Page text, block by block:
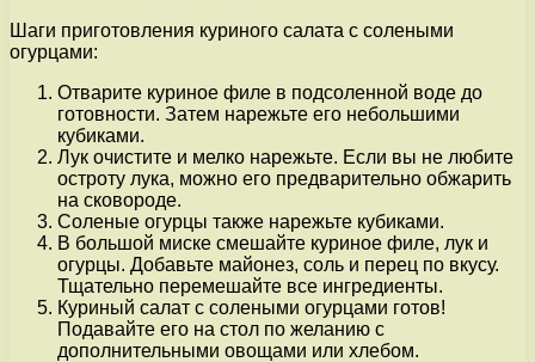
Шаги приготовления куриного салата с солеными
огурцами:
Отварите куриное филе в подсоленной воде до
готовности. Затем нарежьте его небольшими
кубиками.
Лук очистите и мелко нарежьте. Если вы не любите
остроту лука, можно его предварительно обжарить
на сковороде.
Соленые огурцы также нарежьте кубиками.
В большой миске смешайте куриное филе, лук и
огурцы. Добавьте майонез, соль и перец по вкусу.
Тщательно перемешайте все ингредиенты.
Куриный салат с солеными огурцами готов!
Подавайте его на стол по желанию с
дополнительными овощами или хлебом.